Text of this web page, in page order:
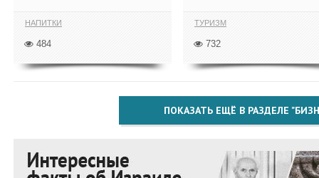
НАПИТКИ
484
ТУРИЗМ
732
ПОКАЗАТЬ ЕЩЁ В РАЗДЕЛЕ